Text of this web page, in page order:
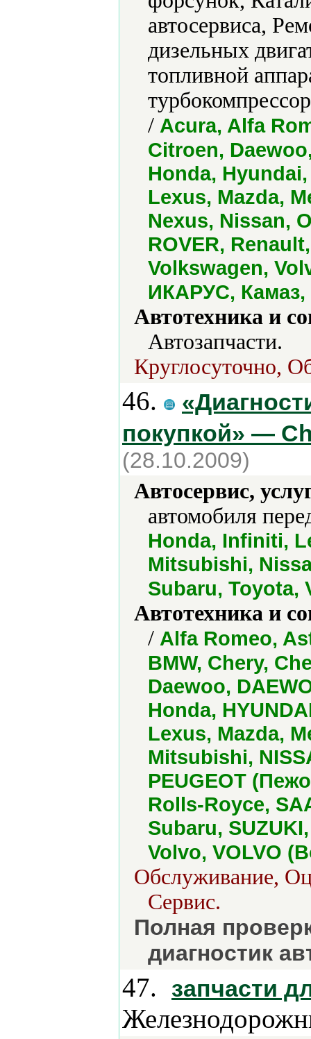
автосервиса,
дизельных
топливной
/ Acura, Alfa
Citroen,
Honda,
Lexus, Mazda,
Nexus, Nissan,
ROVER,
Volkswagen,
ИКАРУС,
Автотехника и
Автозапчасти.
Круглосуточно,
46.
покупкой» —
(28.10.2009)
Автосервис,
автомобиля
Honda, Infiniti,
Mitsubishi,
Subaru, Toyota,
Автотехника и
/ Alfa Romeo,
BMW, Chery,
Daewoo,
Honda,
Lexus, Mazda,
Mitsubishi,
PEUGEOT
Rolls-Royce,
Subaru,
Volvo, VOLVO
Обслуживание,
Сервис.
Полная
диагностик
47. запчасти